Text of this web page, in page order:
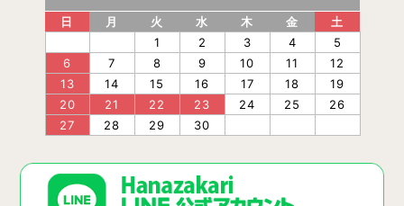
日 月 火 水 木 金
土
1
2 3 4
5
6
7 8 9 10 11
12
13
14 15 16 17 18
19
20
21 22 23 24 25
26
27
28 29 30